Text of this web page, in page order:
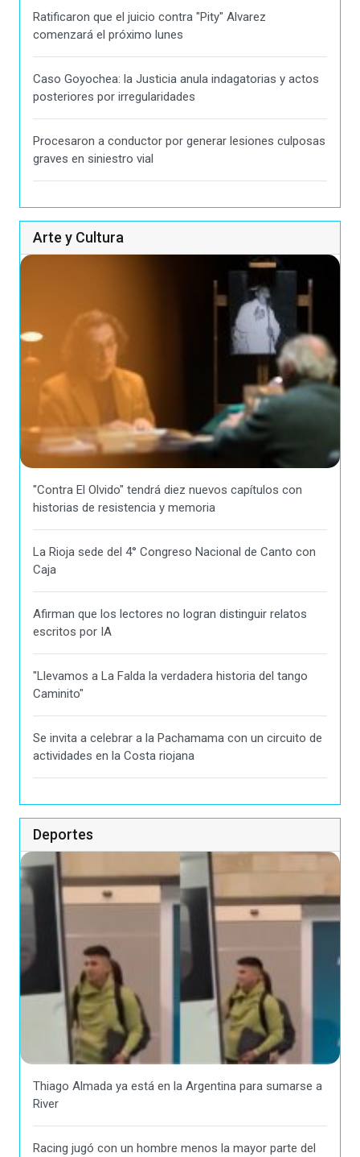
Ratificaron que el juicio contra "Pity" Alvarez
comenzará el próximo lunes
Caso Goyochea: la Justicia anula indagatorias y actos
posteriores por irregularidades
Procesaron a conductor por generar lesiones culposas
graves en siniestro vial
Arte y Cultura
"Contra El Olvido" tendrá diez nuevos capítulos con
historias de resistencia y memoria
La Rioja sede del 4° Congreso Nacional de Canto con
Caja
Afirman que los lectores no logran distinguir relatos
escritos por IA
"Llevamos a La Falda la verdadera historia del tango
Caminito"
Se invita a celebrar a la Pachamama con un circuito de
actividades en la Costa riojana
Deportes
Thiago Almada ya está en la Argentina para sumarse a
River
Racing jugó con un hombre menos la mayor parte del